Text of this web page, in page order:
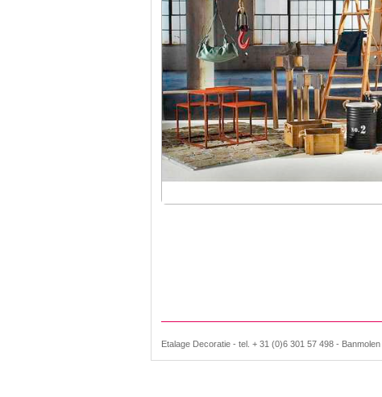
Etalage Decoratie - tel. + 31 (0)6 301 57 498 -